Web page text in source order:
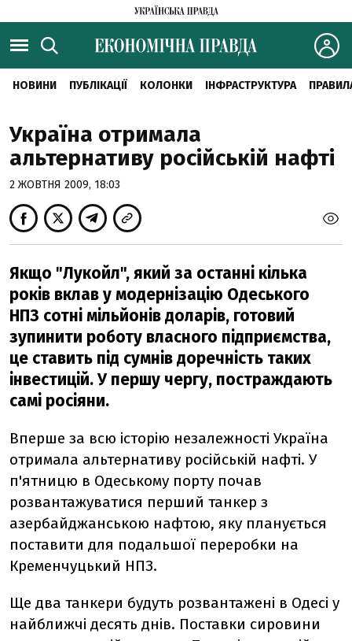
НОВИНИ ПУБЛІКАЦІЇ КОЛОНКИ ІНФРАСТРУКТУРА
Україна отримала
альтернативу російській нафті
2 ЖОВТНЯ 2009, 18:03
Якщо "Лукойл", який за останні кілька
років вклав у модернізацію Одеського
НПЗ сотні мільйонів доларів, готовий
зупинити роботу власного підприємства,
це ставить під сумнів доречність таких
інвестицій. У першу чергу, постраждають
самі росіяни.
Вперше за всю історію незалежності Україна
отримала альтернативу російській нафті. У
п'ятницю в Одеському порту почав
розвантажуватися перший танкер з
азербайджанською нафтою, яку планується
поставити для подальшої переробки на
Кременчуцький НПЗ.
Ще два танкери будуть розвантажені в Одесі у
найближчі десять днів. Поставки сировини